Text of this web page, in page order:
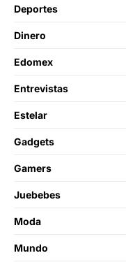
Deportes
Dinero
Edomex
Entrevistas
Estelar
Gadgets
Gamers
Juebebes
Moda
Mundo